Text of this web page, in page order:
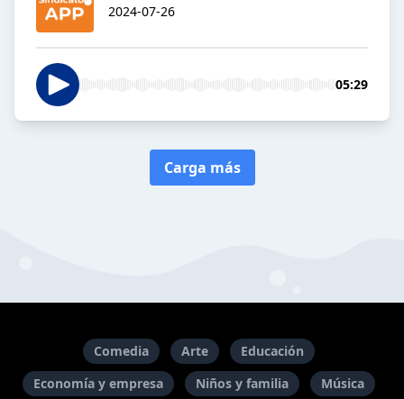
2024-07-26
05:29
Carga más
Comedia Arte
Educación
Economía y empresa
Niños y familia Música